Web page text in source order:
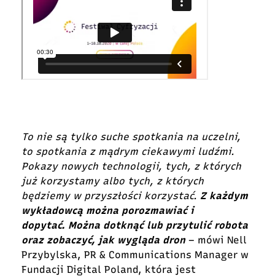
To nie są tylko suche spotkania na uczelni,
to spotkania z mądrym ciekawymi ludźmi.
Pokazy nowych technologii, tych, z których
już korzystamy albo tych, z których
będziemy w przyszłości korzystać. Z każdym
wykładowcą można porozmawiać i
dopytać. Można dotknąć lub przytulić robota
oraz zobaczyć, jak wygląda dron – mówi Nell
Przybylska, PR & Communications Manager w
Fundacji Digital Poland, która jest